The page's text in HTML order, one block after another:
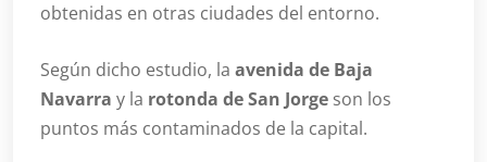
obtenidas en otras ciudades del entorno.
Según dicho estudio, la avenida de Baja
Navarra y la rotonda de San Jorge son los
puntos más contaminados de la capital.